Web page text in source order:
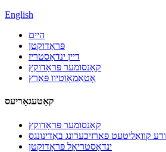
English
היים
פּראָדוקטן
דיין ינדאַסטריז
קאָנסומער פּראָדוקץ
אָטאַמאָוטיוו פּאַרץ
קאַטעגאָריעס
קאָנסומער פּראָדוקץ
קוואַליטעט פארזיכערונג באַדינונגס
ינדאַסטריאַל פּראָדוקטן